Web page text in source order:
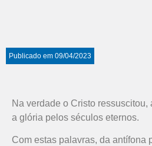
Publicado em 09/04/2023
Na verdade o Cristo ressuscitou,
a glória pelos séculos eternos.
Com estas palavras, da antífona